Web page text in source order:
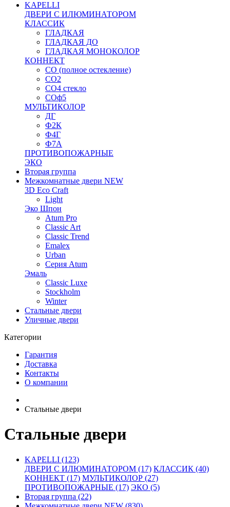
KAPELLI
ДВЕРИ С ИЛЮМИНАТОРОМ
КЛАССИК
ГЛАДКАЯ
ГЛАДКАЯ ДО
ГЛАДКАЯ МОНОКОЛОР
КОННЕКТ
СО (полное остекление)
СО2
СО4 стекло
СОф5
МУЛЬТИКОЛОР
ДГ
Ф2К
Ф4Г
Ф7А
ПРОТИВОПОЖАРНЫЕ
ЭКО
Вторая группа
Межкомнатные двери NEW
3D Eco Craft
Light
Эко Шпон
Atum Pro
Classic Art
Classic Trend
Emalex
Urban
Серия Atum
Эмаль
Classic Luxe
Stockholm
Winter
Стальные двери
Уличные двери
Категории
Гарантия
Доставка
Контакты
О компании
Стальные двери
Стальные двери
KAPELLI (123)
ДВЕРИ С ИЛЮМИНАТОРОМ (17) КЛАССИК (40)
КОННЕКТ (17) МУЛЬТИКОЛОР (27)
ПРОТИВОПОЖАРНЫЕ (17) ЭКО (5)
Вторая группа (22)